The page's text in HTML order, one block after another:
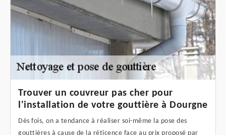
Trouver un couvreur pas cher pour
l'installation de votre gouttière à Dourgne
Dès fois, on a tendance à réaliser soi-même la pose des
gouttières à cause de la réticence face au prix proposé par